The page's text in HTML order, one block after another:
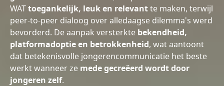
WATtoegankelijk, leuk en relevantte maken, terwijl
peer-to-peer dialoog over alledaagse dilemma's werd
bevorderd. De aanpak versterkte bekendheid,
platformadoptie en betrokkenheid, wat aantoont
dat betekenisvolle jongerencommunicatie het beste
werkt wanneer ze mede gecreëerd wordt door
jongeren zelf.